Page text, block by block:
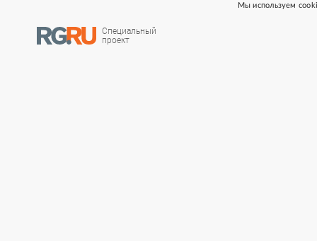
Мы используем
Специальный
проект